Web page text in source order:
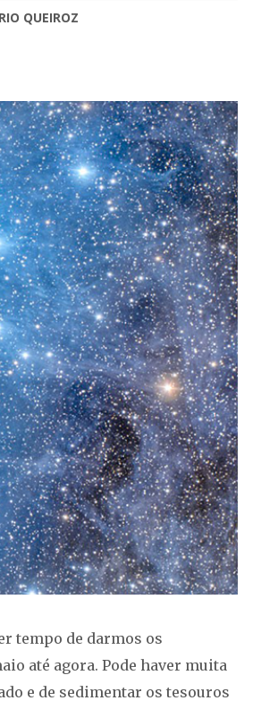
QUEIROZ
tempo de darmos os
até agora. Pode haver muita
e de sedimentar os tesouros